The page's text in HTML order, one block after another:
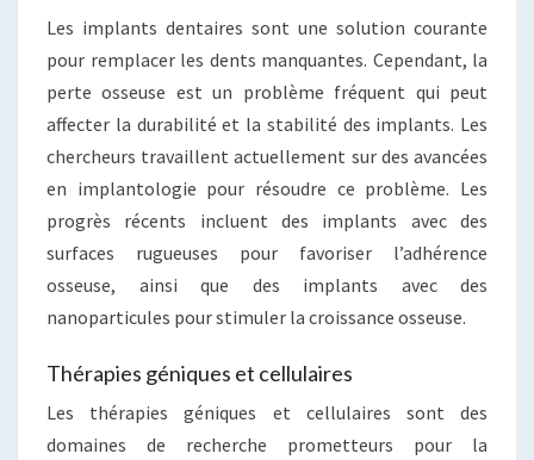
Les implants dentaires sont une solution courante
pour remplacer les dents manquantes. Cependant, la
perte osseuse est un problème fréquent qui peut
affecter la durabilité et la stabilité des implants. Les
chercheurs travaillent actuellement sur des avancées
en implantologie pour résoudre ce problème. Les
progrès récents incluent des implants avec des
surfaces rugueuses pour favoriser l’adhérence
osseuse, ainsi que des implants avec des
nanoparticules pour stimuler la croissance osseuse.
Thérapies géniques et cellulaires
Les thérapies géniques et cellulaires sont des
domaines de recherche prometteurs pour la